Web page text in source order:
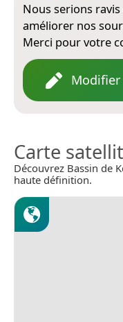
Nous serions
améliorer nos
Merci pour votre
Modifier
Carte
Découvrez Bassin de
haute définition.